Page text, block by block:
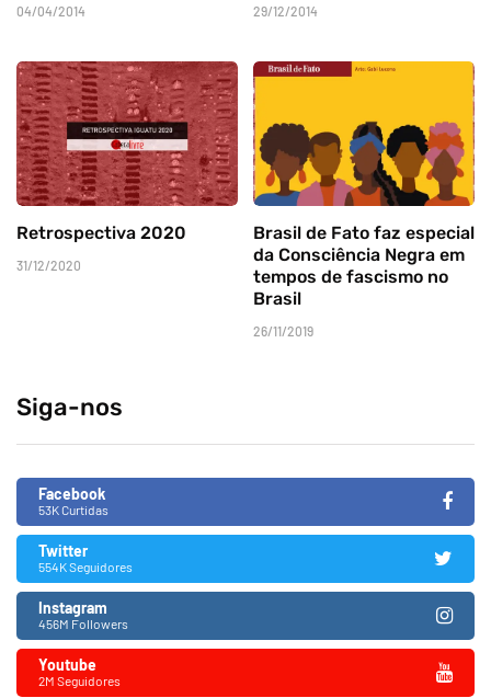
04/04/2014 29/12/2014
Retrospectiva 2020
31/12/2020
Brasil de Fato faz especial
da Consciência Negra em
tempos de fascismo no
Brasil
26/11/2019
Siga-nos
Facebook
53K Curtidas
Twitter
554K Seguidores
Instagram
456M Followers
Youtube
2M Seguidores